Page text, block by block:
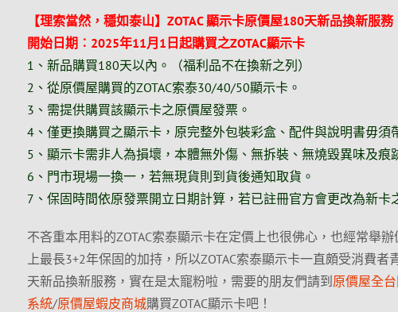
【理索當然，穩如泰山】ZOTAC 顯示卡原價屋180天新品換新服務
開始日期︰2025年11月1日起購買之ZOTAC顯示卡
1、新品購買180天以內。（福利品不在換新之列）
2、從原價屋購買的ZOTAC索泰30/40/50顯示卡。
3、需提供購買該顯示卡之原價屋發票。
4、僅更換購買之顯示卡，原完整外包裝彩盒、配件與說明書毋須
5、顯示卡需非人為損壞，本體無外傷、無拆裝、無燒毀異味及痕
6、門市現場一換一，若無現貨則到貨後通知取貨。
7 、保固時間依原發票開立日期計算，若已註冊官方會更改為新卡
不吝重本用料的ZOTAC索泰顯示卡在定價上也很佛心，也經常舉
上最長3+2年保固的加持，所以ZOTAC索泰顯示卡一直頗受消費
天新品換新服務，實在是太寵粉啦，需要的朋友們請到原價屋全
系統/原價屋蝦皮商城購買ZOTAC顯示卡吧！